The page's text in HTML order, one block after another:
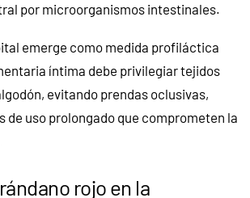
por microorganismos intestinales.
emerge como medida profiláctica
íntima debe privilegiar tejidos
evitando prendas oclusivas,
de uso prolongado que comprometen la
rojo en la